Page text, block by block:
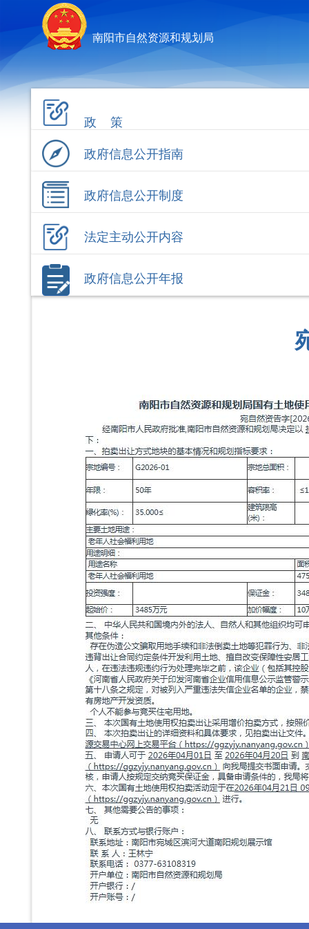
南阳市自然资源和规划局
政 策
政府信息公开指南
政府信息公开制度
法定主动公开内容
政府信息公开年报